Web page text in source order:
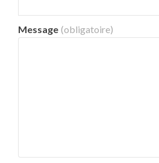
Message (obligatoire)